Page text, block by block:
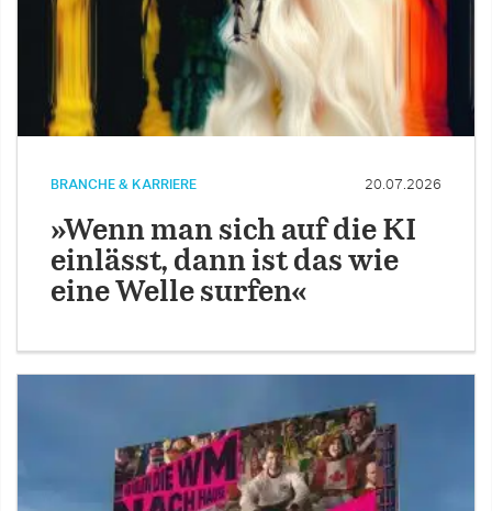
BRANCHE & KARRIERE 20.07.2026
»Wenn man sich auf die KI
einlässt, dann ist das wie
eine Welle surfen«